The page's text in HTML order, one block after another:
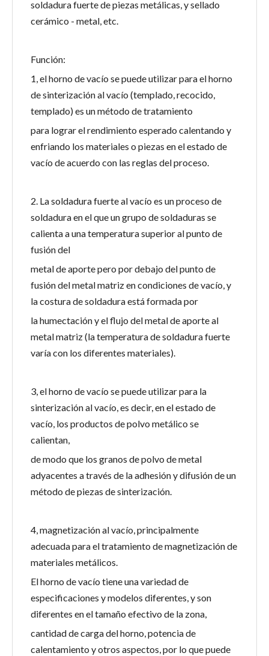
soldadura fuerte de piezas metálicas, y sellado
cerámico - metal, etc.
Función:
1, el horno de vacío se puede utilizar para el horno
de sinterización al vacío (templado, recocido,
templado) es un método de tratamiento
para lograr el rendimiento esperado calentando y
enfriando los materiales o piezas en el estado de
vacío de acuerdo con las reglas del proceso.
2. La soldadura fuerte al vacío es un proceso de
soldadura en el que un grupo de soldaduras se
calienta a una temperatura superior al punto de
fusión del
metal de aporte pero por debajo del punto de
fusión del metal matriz en condiciones de vacío, y
la costura de soldadura está formada por
la humectación y el flujo del metal de aporte al
metal matriz (la temperatura de soldadura fuerte
varía con los diferentes materiales).
3, el horno de vacío se puede utilizar para la
sinterización al vacío, es decir, en el estado de
vacío, los productos de polvo metálico se
calientan,
de modo que los granos de polvo de metal
adyacentes a través de la adhesión y difusión de un
método de piezas de sinterización.
4, magnetización al vacío, principalmente
adecuada para el tratamiento de magnetización de
materiales metálicos.
El horno de vacío tiene una variedad de
especificaciones y modelos diferentes, y son
diferentes en el tamaño efectivo de la zona,
cantidad de carga del horno, potencia de
calentamiento y otros aspectos, por lo que puede